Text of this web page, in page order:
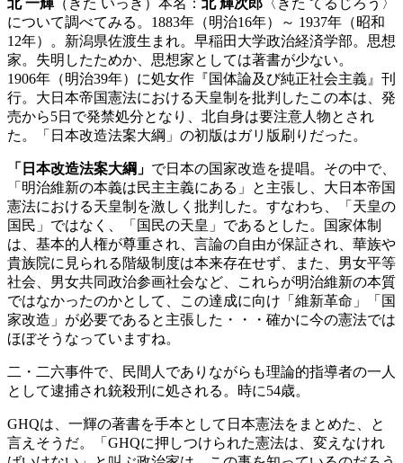
北 一輝 （きた いっき）本名： 北 輝次郎 〈きた てるじろう〉
について調べてみる。1883年（明治16年）～ 1937年（昭和
12年）。新潟県佐渡生まれ。早稲田大学政治経済学部。思想
家。失明したためか、思想家としては著書が少ない。
1906年（明治39年）に処女作『国体論及び純正社会主義』刊
行。大日本帝国憲法における天皇制を批判したこの本は、発
売から5日で発禁処分となり、北自身は要注意人物とされ
た。「日本改造法案大綱」の初版はガリ版刷りだった。
「日本改造法案大綱」 で日本の国家改造を提唱。その中で、
「明治維新の本義は民主主義にある」と主張し、大日本帝国
憲法における天皇制を激しく批判した。すなわち、「天皇の
国民」ではなく、「国民の天皇」であるとした。国家体制
は、基本的人権が尊重され、言論の自由が保証され、華族や
貴族院に見られる階級制度は本来存在せず、また、男女平等
社会、男女共同政治参画社会など、これらが明治維新の本質
ではなかったのかとして、この達成に向け「維新革命」「国
家改造」が必要であると主張した・・・確かに今の憲法では
ほぼそうなっていますね。
二・二六事件で、民間人でありながらも理論的指導者の一人
として逮捕され銃殺刑に処される。時に54歳。
GHQは、一輝の著書を手本として日本憲法をまとめた、と
言えそうだ。「GHQに押しつけられた憲法は、変えなけれ